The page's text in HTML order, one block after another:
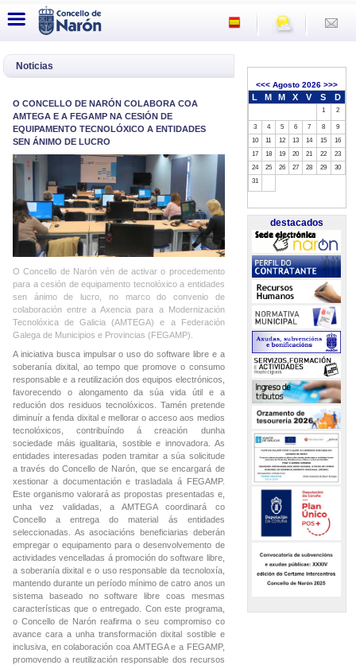
Noticias
O CONCELLO DE NARÓN COLABORA COA
AMTEGA E A FEGAMP NA CESIÓN DE
EQUIPAMENTO TECNOLÓXICO A ENTIDADES
SEN ÁNIMO DE LUCRO
O Concello de Narón vén de activar o procedemento
para a cesión de equipamento tecnolóxico a entidades
sen ánimo de lucro, no marco do convenio de
colaboración entre a Axencia para a Modernización
Tecnolóxica de Galicia (AMTEGA) e a Federación
Galega de Municipios e Provincias (FEGAMP).
A iniciativa busca impulsar o uso do software libre e a
soberanía dixital, ao tempo que promove o consumo
responsable e a reutilización dos equipos electrónicos,
favorecendo o alongamento da súa vida útil e a
redución dos residuos tecnolóxicos. Tamén pretende
diminuír a fenda dixital e mellorar o acceso aos medios
tecnolóxicos, contribuíndo á creación dunha
sociedade máis igualitaria, sostible e innovadora. As
entidades interesadas poden tramitar a súa solicitude
a través do Concello de Narón, que se encargará de
xestionar a documentación e trasladala á FEGAMP.
Este organismo valorará as propostas presentadas e,
unha vez validadas, a AMTEGA coordinará co
Concello a entrega do material ás entidades
seleccionadas. As asociacións beneficiarias deberán
empregar o equipamento para o desenvolvemento de
actividades vencelladas á promoción do software libre,
a soberanía dixital e o uso responsable da tecnoloxía,
mantendo durante un período mínimo de catro anos un
sistema baseado no software libre coas mesmas
características que o entregado. Con este programa,
o Concello de Narón reafirma o seu compromiso co
avance cara a unha transformación dixital sostible e
inclusiva, en colaboración coa AMTEGA e a FEGAMP,
promovendo a reutilización responsable dos recursos
<<<Agosto 2026 >>>
L M M X V S D
1 2
3 4 5 6 7 8
9
10
11 12 13 14 15
16
17
18 19 20 21 22
23
24
25 26 27 28 29
30
31
destacados